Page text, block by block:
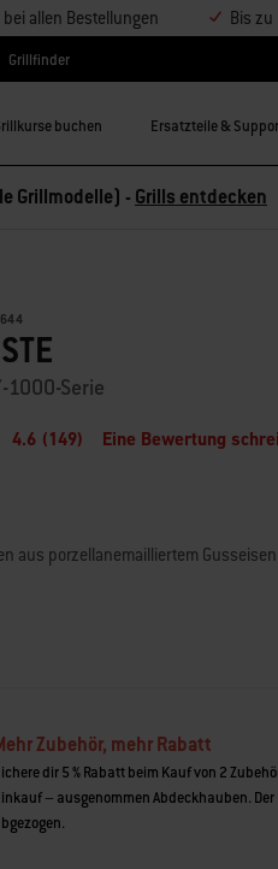
allen Bestellungen Bis zu
Grillfinder
buchen Ersatzteile &
Grillmodelle) - Grills entdecken
1000-Serie
4.6 (149) Eine Bewertung
aus porzellanemailliertem Gusseisen
Zubehör, mehr Rabatt
dir 5 % Rabatt beim Kauf von 2
– ausgenommen Abdeckhauben.